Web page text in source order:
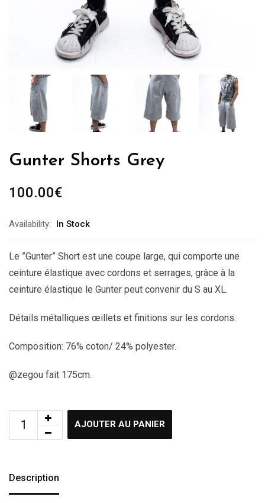
Gunter Shorts Grey
100.00€
Availability: In Stock
Le ”Gunter” Short est une coupe large, qui comporte une
ceinture élastique avec cordons et serrages, grâce à la
ceinture élastique le Gunter peut convenir du S au XL.
Détails métalliques œillets et finitions sur les cordons.
Composition: 76% coton/ 24% polyester.
@zegou fait 175cm.
AJOUTER AU PANIER
Description